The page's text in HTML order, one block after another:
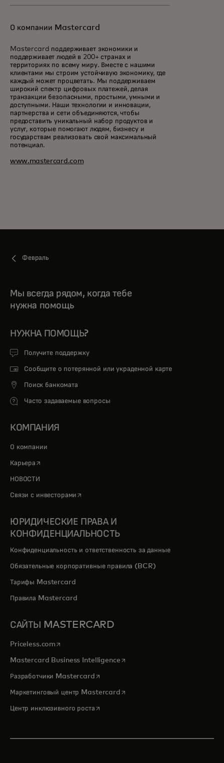
О компании Mastercard
Mastercard поддерживает экономики и
поддерживает людей в 200+ странах и
территориях по всему миру. Вместе с нашими
клиентами мы строим устойчивую экономику, где
каждый может процветать. Мы поддерживаем
широкий спектр цифровых платежей, делая
транзакции безопасными, простыми, умными и
доступными. Наши технологии и инновации,
партнерства и сети объединяются, чтобы
предоставить уникальный набор продуктов и
услуг, которые помогают людям, бизнесу и
государствам реализовать свой максимальный
потенциал.
www.mastercard.com
Февраль
Мы всегда рядом, когда тебе
нужна помощь
НУЖНА ПОМОЩЬ?
Получите поддержку
Сообщите о потерянной или украденной карте
Поиск банкомата
Часто задаваемые вопросы
КОМПАНИЯ
О компании
Карьера opens in a new tab
НОВОСТИ
Связи с инвесторами opens in a new tab
ЮРИДИЧЕСКИЕ ПРАВА И
КОНФИДЕНЦИАЛЬНОСТЬ
Конфиденциальность и ответственность за данные
Обязательные корпоративные правила (BCR)
Тарифы Mastercard
Правила Mastercard
САЙТЫ MASTERCARD
Priceless.com opens in a new tab
Mastercard Business Intelligenceopens in a new tab
Разработчики Mastercardopens in a new tab
Маркетинговый центр Mastercardopens in a new tab
Центр инклюзивного ростаopens in a new tab